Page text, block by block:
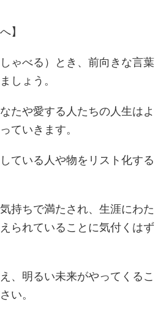
】
ゃべる）とき、前向きな言葉
しょう。
たや愛する人たちの人生はよ
ていきます。
ている人や物をリスト化する
持ちで満たされ、生涯にわた
られていることに気付くはず
、明るい未来がやってくるこ
い。